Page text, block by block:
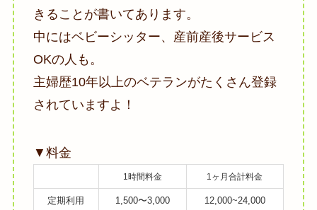
きることが書いてあります。
中にはベビーシッター、産前産後サービス
OKの人も。
主婦歴10年以上のベテランがたくさん登録
されていますよ！
▼料金
1時間料金 1ヶ月合計料金
定期利用 1,500〜3,000 12,000~24,000